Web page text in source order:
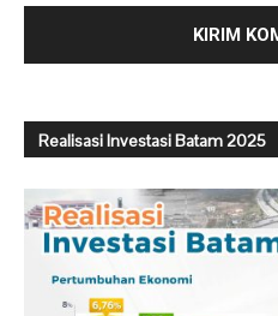
Realisasi Investasi Batam 2025